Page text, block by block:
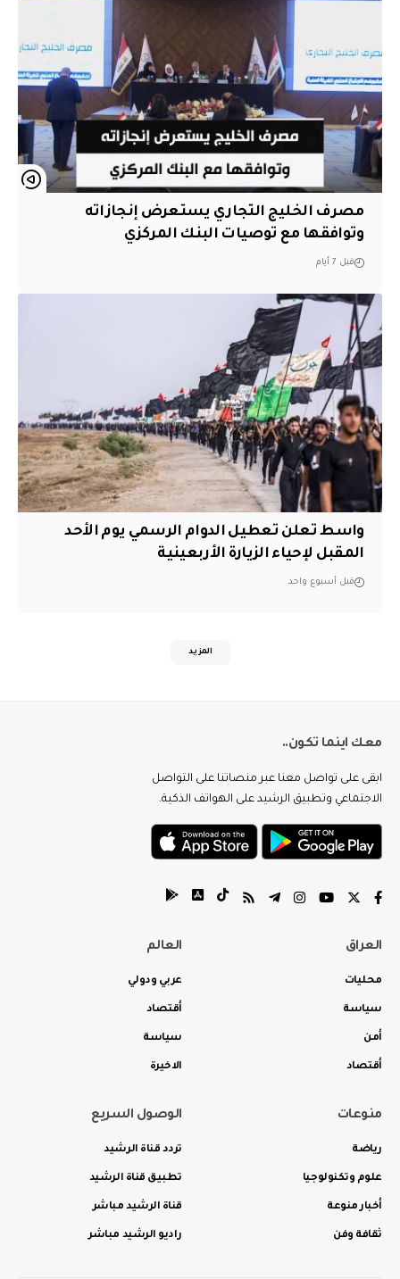
مصرف الخليج التجاري يستعرض إنجازاته
وتوافقها مع توصيات البنك المركزي
قبل 7 أيام
واسط تعلن تعطيل الدوام الرسمي يوم الأحد
المقبل لإحياء الزيارة الأربعينية
قبل أسبوع واحد
المزيد
معك اينما تكون..
ابقى على تواصل معنا عبر منصاتنا على التواصل
الاجتماعي وتطبيق الرشيد على الهواتف الذكية.
العراق
محليات
سياسة
أمن
أقتصاد
العالم
عربي ودولي
أقتصاد
سياسة
الاخيرة
منوعات
رياضة
علوم وتكنولوجيا
أخبار منوعة
ثقافة وفن
الوصول السريع
تردد قناة الرشيد
تطبيق قناة الرشيد
قناة الرشيد مباشر
راديو الرشيد مباشر